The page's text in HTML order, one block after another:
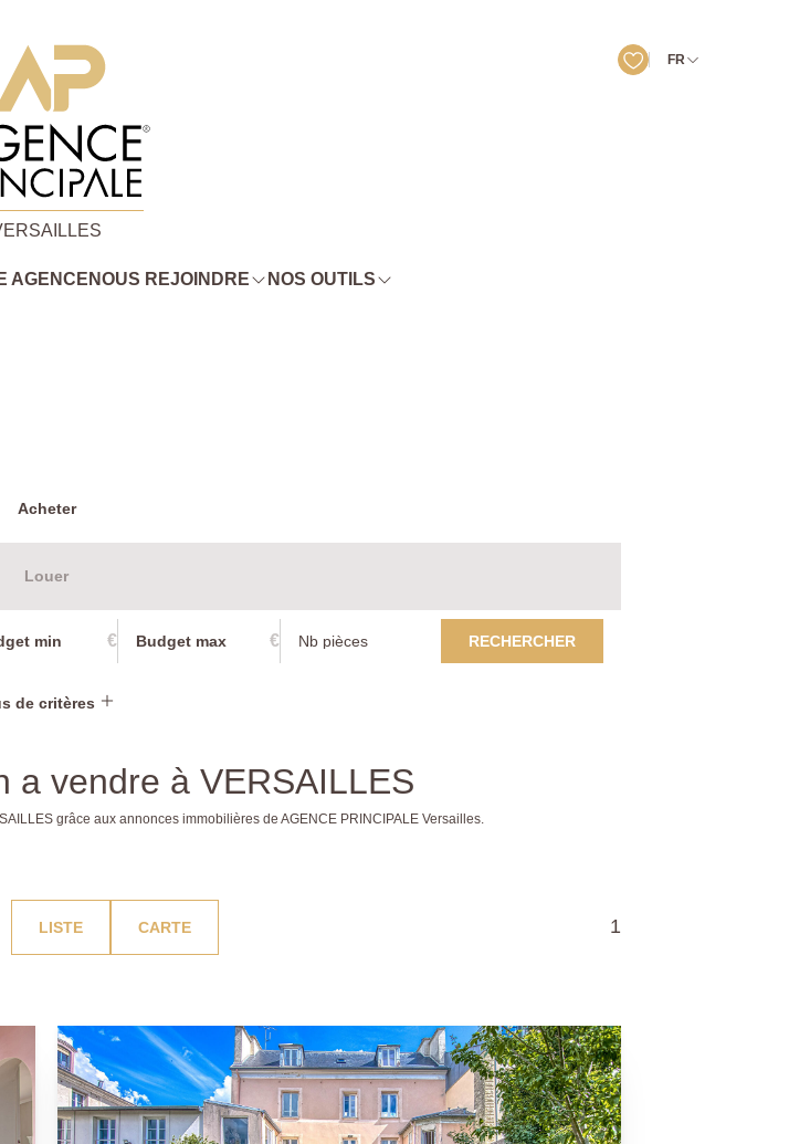
FR
AGENCE NOUS REJOINDRE NOS OUTILS
Acheter
Louer
€ € RECHERCHER
de critères
a vendre à VERSAILLES
grâce aux annonces immobilières de AGENCE PRINCIPALE Versailles.
LISTE CARTE 1